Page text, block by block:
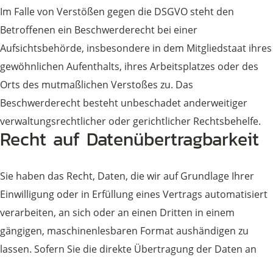
Im Falle von Verstößen gegen die DSGVO steht den
Betroffenen ein Beschwerderecht bei einer
Aufsichtsbehörde, insbesondere in dem Mitgliedstaat ihres
gewöhnlichen Aufenthalts, ihres Arbeitsplatzes oder des
Orts des mutmaßlichen Verstoßes zu. Das
Beschwerderecht besteht unbeschadet anderweitiger
verwaltungsrechtlicher oder gerichtlicher Rechtsbehelfe.
Recht auf Daten­übertrag­barkeit
Sie haben das Recht, Daten, die wir auf Grundlage Ihrer
Einwilligung oder in Erfüllung eines Vertrags automatisiert
verarbeiten, an sich oder an einen Dritten in einem
gängigen, maschinenlesbaren Format aushändigen zu
lassen. Sofern Sie die direkte Übertragung der Daten an